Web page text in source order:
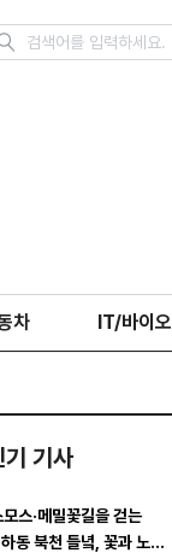
차 IT/바이오
기사
스·메밀꽃길을 걷는
동 북천 들녘, 꽃과 노래